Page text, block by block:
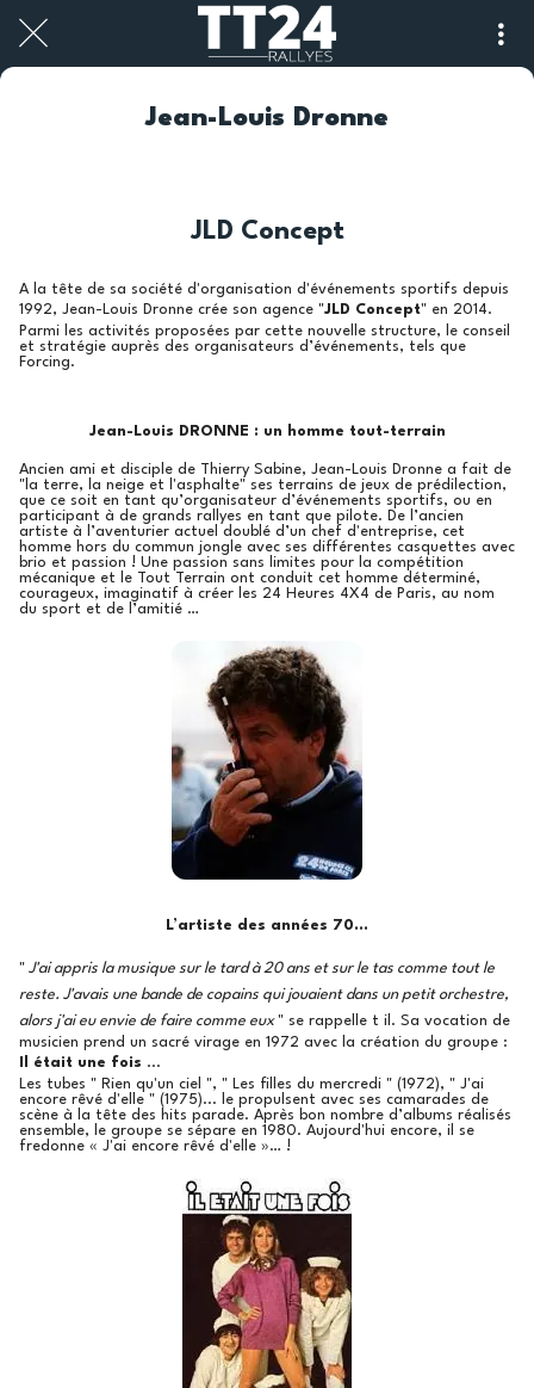
Jean-Louis Dronne
JLD Concept
A la tête de sa société d'organisation d'événements sportifs depuis
1992, Jean-Louis Dronne crée son agence "JLD Concept" en 2014.
Parmi les activités proposées par cette nouvelle structure, le conseil
et stratégie auprès des organisateurs d’événements, tels que
Forcing.
Jean-Louis DRONNE : un homme tout-terrain
Ancien ami et disciple de Thierry Sabine, Jean-Louis Dronne a fait de
"la terre, la neige et l'asphalte" ses terrains de jeux de prédilection,
que ce soit en tant qu’organisateur d’événements sportifs, ou en
participant à de grands rallyes en tant que pilote. De l’ancien
artiste à l’aventurier actuel doublé d’un chef d'entreprise, cet
homme hors du commun jongle avec ses différentes casquettes avec
brio et passion ! Une passion sans limites pour la compétition
mécanique et le Tout Terrain ont conduit cet homme déterminé,
courageux, imaginatif à créer les 24 Heures 4X4 de Paris, au nom
du sport et de l’amitié …
L’artiste des années 70...
" J'ai appris la musique sur le tard à 20 ans et sur le tas comme tout le
reste. J'avais une bande de copains qui jouaient dans un petit orchestre,
alors j'ai eu envie de faire comme eux" se rappelle t il. Sa vocation de
musicien prend un sacré virage en 1972 avec la création du groupe :
Il était une fois ...
Les tubes " Rien qu'un ciel ", " Les filles du mercredi " (1972), " J'ai
encore rêvé d'elle " (1975)... le propulsent avec ses camarades de
scène à la tête des hits parade. Après bon nombre d’albums réalisés
ensemble, le groupe se sépare en 1980. Aujourd'hui encore, il se
fredonne « J'ai encore rêvé d'elle »… !